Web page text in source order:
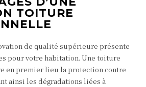
TOITURE
de qualité supérieure présente
pour votre habitation. Une toiture
en premier lieu la protection contre
ainsi les dégradations liées à